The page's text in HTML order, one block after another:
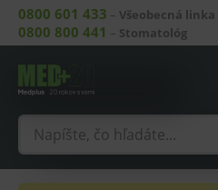
0800 601 433 – Všeobecná linka
0800 800 441 – Stomatológ